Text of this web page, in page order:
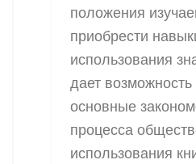
положения
приобрести
использования
дает
основные
процесса
использования